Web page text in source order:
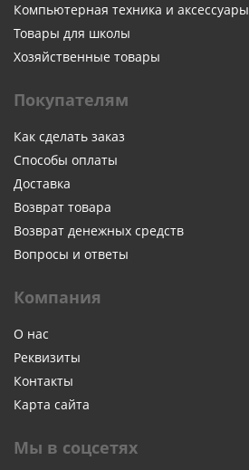
Компьютерная техника и аксессуары
Товары для школы
Хозяйственные товары
Покупателям
Как сделать заказ
Способы оплаты
Доставка
Возврат товара
Возврат денежных средств
Вопросы и ответы
Компания
О нас
Реквизиты
Контакты
Карта сайта
Мы в соцсетях